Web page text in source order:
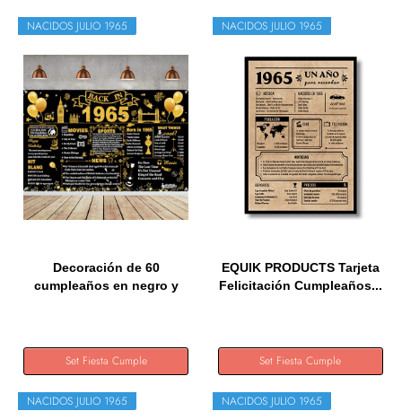
NACIDOS JULIO 1965
Decoración de 60
cumpleaños en negro y
Set Fiesta Cumple
NACIDOS JULIO 1965
EQUIK PRODUCTS Tarjeta
Felicitación Cumpleaños...
Set Fiesta Cumple
NACIDOS JULIO 1965 NACIDOS JULIO 1965